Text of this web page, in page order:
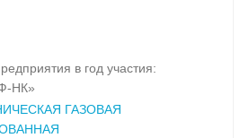
в год участия:
НК»
ГАЗОВАЯ